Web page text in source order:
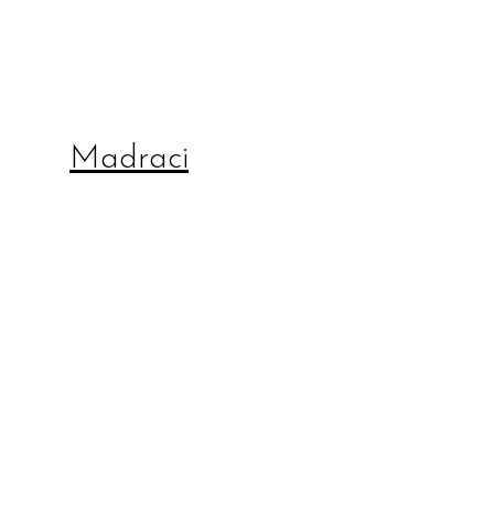
Madraci